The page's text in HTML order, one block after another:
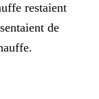
restaient
de